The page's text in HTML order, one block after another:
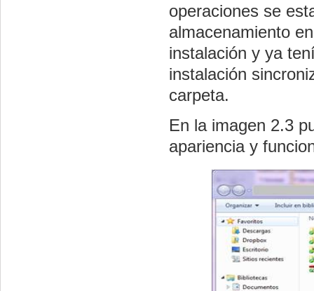
operaciones se
almacenamiento
instalación y ya
instalación
carpeta.
En la imagen 2.3
apariencia y